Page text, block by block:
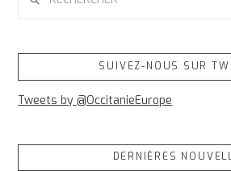
SUIVEZ-NOUS SUR
Tweets by @OccitanieEurope
DERNIÈRES